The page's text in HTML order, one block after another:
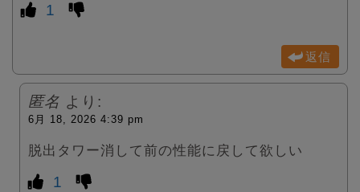
1
返信
匿名 より:
6月 18, 2026 4:39 pm
脱出タワー消して前の性能に戻して欲しい
1